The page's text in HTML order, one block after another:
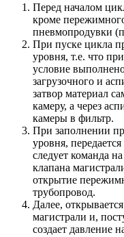
Перед началом
кроме
пневмопродувки
При пуске цикла
уровня, т.е. что
условие
загрузочного и
затвор материал
камеру, а через
камеры в фильтр.
При заполнении
уровня,
следует команда
клапана
открытие
трубопровод.
Далее,
магистрали и,
создает давление